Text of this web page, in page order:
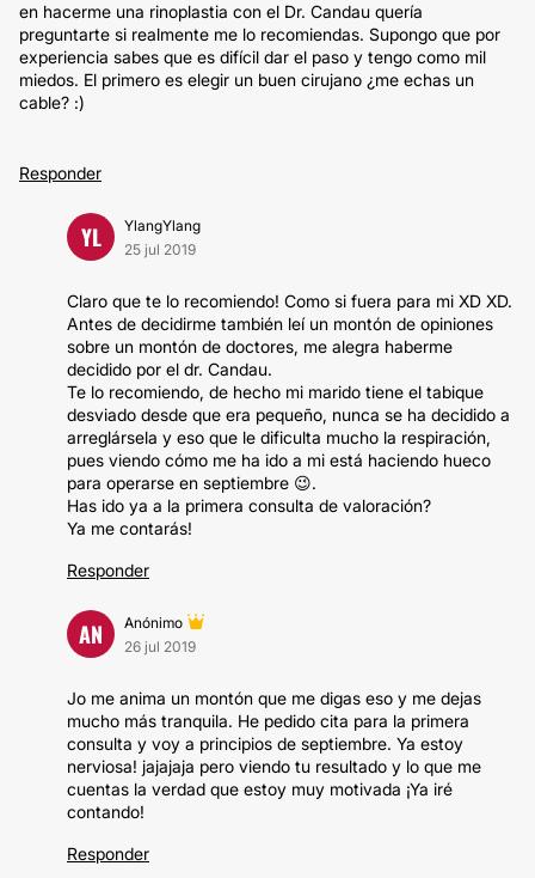
en hacerme una rinoplastia con el Dr. Candau quería
preguntarte si realmente me lo recomiendas. Supongo que por
experiencia sabes que es difícil dar el paso y tengo como mil
miedos. El primero es elegir un buen cirujano ¿me echas un
cable? :)
Responder
YL
YlangYlang
25 jul 2019
Claro que te lo recomiendo! Como si fuera para mi XD XD.
Antes de decidirme también leí un montón de opiniones
sobre un montón de doctores, me alegra haberme
decidido por el dr. Candau.
Te lo recomiendo, de hecho mi marido tiene el tabique
desviado desde que era pequeño, nunca se ha decidido a
arreglársela y eso que le dificulta mucho la respiración,
pues viendo cómo me ha ido a mi está haciendo hueco
para operarse en septiembre 😉.
Has ido ya a la primera consulta de valoración?
Ya me contarás!
Responder
AN
Anónimo
26 jul 2019
Jo me anima un montón que me digas eso y me dejas
mucho más tranquila. He pedido cita para la primera
consulta y voy a principios de septiembre. Ya estoy
nerviosa! jajajaja pero viendo tu resultado y lo que me
cuentas la verdad que estoy muy motivada ¡Ya iré
contando!
Responder